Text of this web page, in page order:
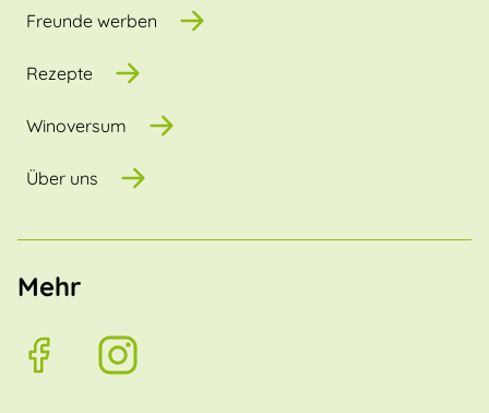
Freunde werben
Rezepte
Winoversum
Über uns
Mehr